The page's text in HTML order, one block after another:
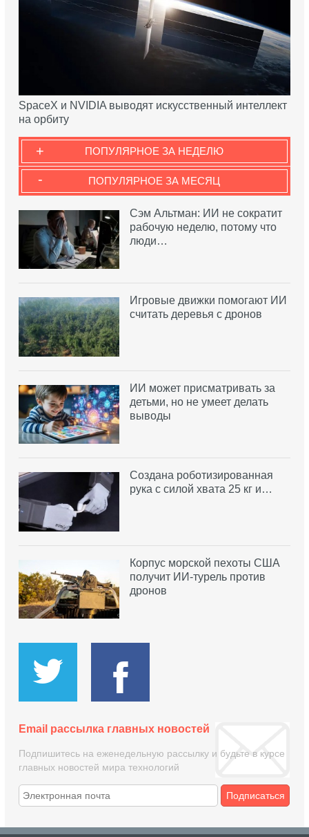
SpaceX и NVIDIA выводят искусственный интеллект
на орбиту
ПОПУЛЯРНОЕ ЗА НЕДЕЛЮ
+
ПОПУЛЯРНОЕ ЗА МЕСЯЦ
-
Сэм Альтман: ИИ не сократит
рабочую неделю, потому что
люди…
Игровые движки помогают ИИ
считать деревья с дронов
ИИ может присматривать за
детьми, но не умеет делать
выводы
Создана роботизированная
рука с силой хвата 25 кг и…
Корпус морской пехоты США
получит ИИ-турель против
дронов
Email рассылка главных новостей
Подпишитесь на еженедельную рассылку и будьте в курсе
главных новостей мира технологий
Подписаться